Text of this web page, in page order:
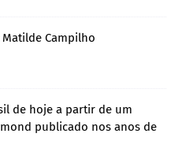
Campilho
de hoje a partir de um
publicado nos anos de